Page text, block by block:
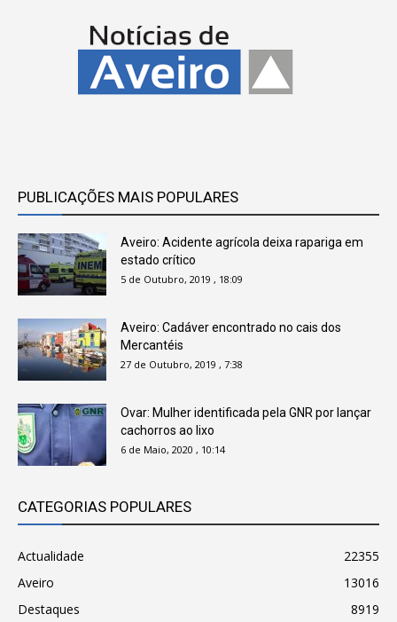
PUBLICAÇÕES MAIS POPULARES
Aveiro: Acidente agrícola deixa rapariga em
estado crítico
5 de Outubro, 2019 , 18:09
Aveiro: Cadáver encontrado no cais dos
Mercantéis
27 de Outubro, 2019 , 7:38
Ovar: Mulher identificada pela GNR por lançar
cachorros ao lixo
6 de Maio, 2020 , 10:14
CATEGORIAS POPULARES
Actualidade
22355
Aveiro
13016
Destaques
8919